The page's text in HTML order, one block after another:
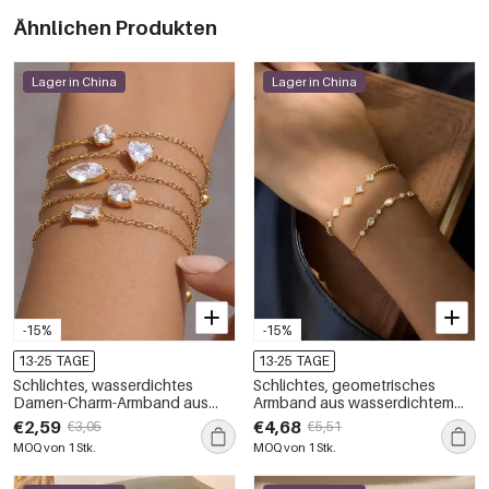
Ähnlichen Produkten
-15%
Lager in China
13-25 TAGE
Schlichtes, wasserdichtes
Damen-Charm-Armband aus
Edelstahl in Goldfarbe mit
Zirkonia
€2,59 €3,05
MOQ von 1 Stk.
-15%
Lager in China
13-25 TAGE
Schlichtes, geometrisches
Armband aus wasserdichtem
Edelstahl in Goldfarbe mit
Zirkonia-Kette für Damen
€4,68 €5,51
MOQ von 1 Stk.